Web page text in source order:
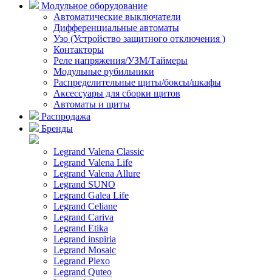
Модульное оборудование
Автоматические выключатели
Дифференциальные автоматы
Узо (Устройство защитного отключения )
Контакторы
Реле напряжения/УЗМ/Таймеры
Модульные рубильники
Распределительные щиты/боксы/шкафы
Аксессуары для сборки щитов
Автоматы и щиты
Распродажа
Бренды
Legrand Valena Classic
Legrand Valena Life
Legrand Valena Allure
Legrand SUNO
Legrand Galea Life
Legrand Celiane
Legrand Cariva
Legrand Etika
Legrand inspiria
Legrand Mosaic
Legrand Plexo
Legrand Quteo